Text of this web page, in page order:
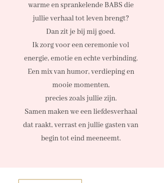
warme en sprankelende BABS die
jullie verhaal tot leven brengt?
Dan zit je bij mij goed.
Ik zorg voor een ceremonie vol
energie, emotie en echte verbinding.
Een mix van humor, verdieping en
mooie momenten,
precies zoals jullie zijn.
Samen maken we een liefdesverhaal
dat raakt, verrast en jullie gasten van
begin tot eind meeneemt.